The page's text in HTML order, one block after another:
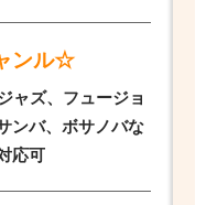
ンル☆
ャズ、フュージョ
ンバ、ボサノバな
応可